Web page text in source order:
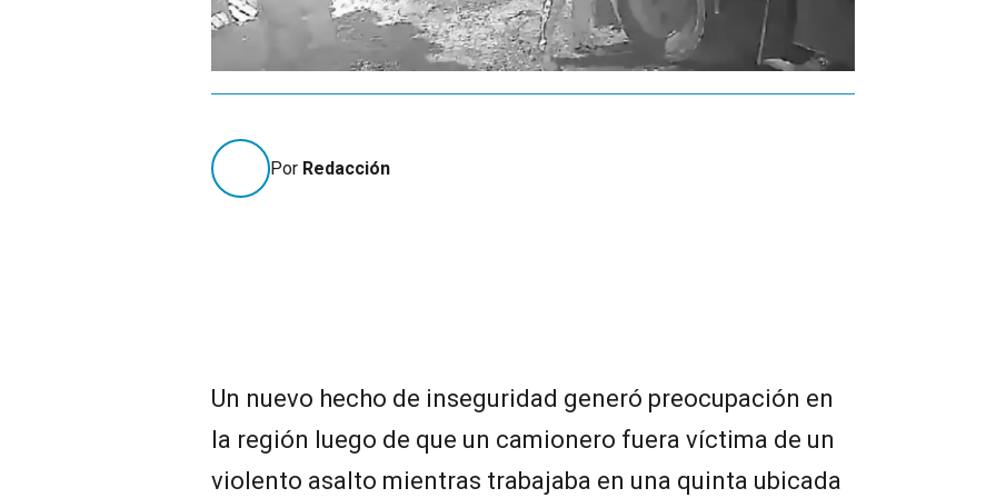
Por Redacción
Un nuevo hecho de inseguridad generó preocupación en
la región luego de que un camionero fuera víctima de un
violento asalto mientras trabajaba en una quinta ubicada